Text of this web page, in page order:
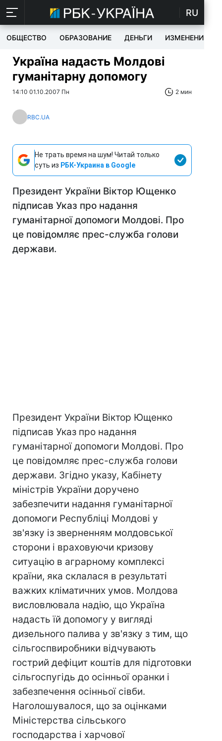
RU
ОБЩЕСТВО ОБРАЗОВАНИЕ ДЕНЬГИ ИЗМЕНЕНИЯ
Україна надасть Молдові
гуманітарну допомогу
14:10 01.10.2007 Пн 2 мин
RBC.UA
Не трать время на шум! Читай только
суть из РБК-Украина в Google
Президент України Віктор Ющенко
підписав Указ про надання
гуманітарної допомоги Молдові. Про
це повідомляє прес-служба голови
держави.
Президент України Віктор Ющенко
підписав Указ про надання
гуманітарної допомоги Молдові. Про
це повідомляє прес-служба голови
держави. Згідно указу, Кабінету
міністрів України доручено
забезпечити надання гуманітарної
допомоги Республіці Молдові у
зв'язку із зверненням молдовської
сторони і враховуючи кризову
ситуацію в аграрному комплексі
країни, яка склалася в результаті
важких кліматичних умов. Молдова
висловлювала надію, що Україна
надасть їй допомогу у вигляді
дизельного палива у зв'язку з тим, що
сільгоспвиробники відчувають
гострий дефіцит коштів для підготовки
сільгоспугідь до осінньої оранки і
забезпечення осінньої сівби.
Наголошувалося, що за оцінками
Міністерства сільського
господарства і харчової